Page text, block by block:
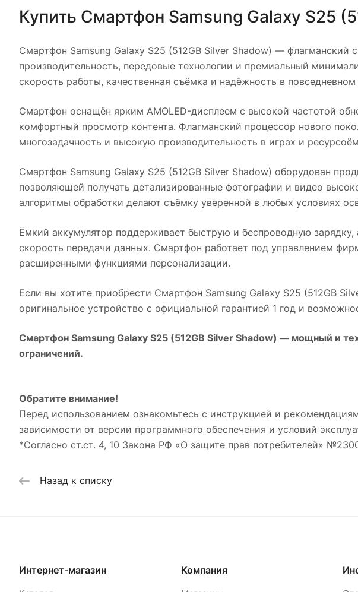
Купить Смартфон Samsung Galaxy S25
Смартфон Samsung Galaxy S25 (512GB Silver Shadow) — флагманский
производительность, передовые технологии и премиальный
скорость работы, качественная съёмка и надёжность в повседневном
Смартфон оснащён ярким AMOLED-дисплеем с высокой частотой
комфортный просмотр контента. Флагманский процессор нового
многозадачность и высокую производительность в играх и
Смартфон Samsung Galaxy S25 (512GB Silver Shadow) оборудован
позволяющей получать детализированные фотографии и видео
алгоритмы обработки делают съёмку уверенной в любых условиях
Ёмкий аккумулятор поддерживает быструю и беспроводную
скорость передачи данных. Смартфон работает под управлением
расширенными функциями персонализации.
Если вы хотите приобрести Смартфон Samsung Galaxy S25 (512GB
оригинальное устройство с официальной гарантией 1 год и
Смартфон Samsung Galaxy S25 (512GB Silver Shadow) — мощный и
ограничений.
Обратите внимание!
Перед использованием ознакомьтесь с инструкцией и
зависимости от версии программного обеспечения и условий
*Согласно ст.ст. 4, 10 Закона РФ «О защите прав потребителей»
Назад к списку
Интернет-магазин Компания